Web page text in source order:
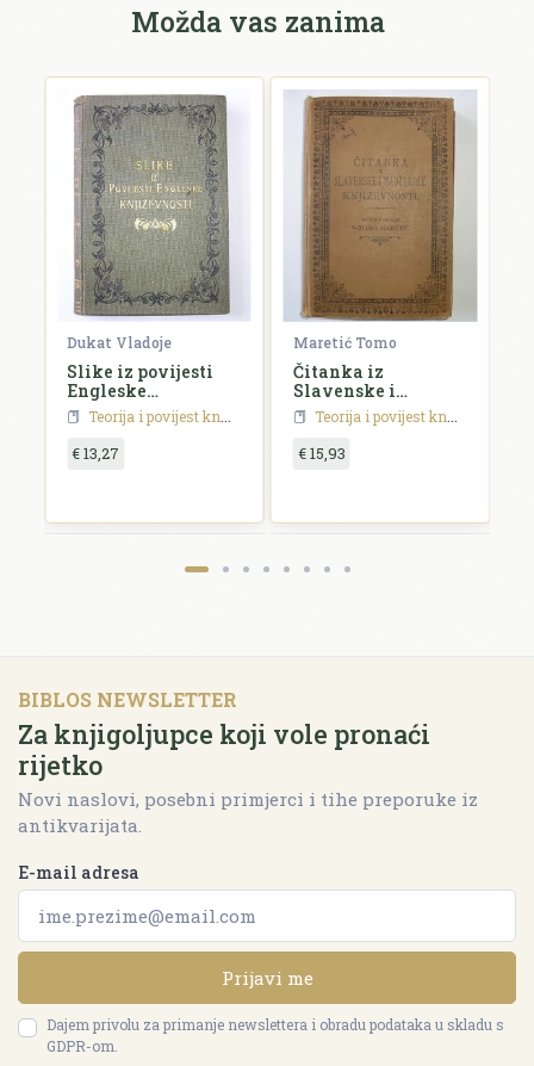
Možda vas zanima
Dukat Vladoje
Slike iz povijesti
Engleske
književnosti
Teorija i povijest književnosti
€ 13,27
Maretić Tomo
Čitanka iz
Slavenske i
Madžarske
književnosti
Teorija i povijest književnosti
€ 15,93
BIBLOS NEWSLETTER
Za knjigoljupce koji vole pronaći
rijetko
Novi naslovi, posebni primjerci i tihe preporuke iz
antikvarijata.
E-mail adresa
Prijavi me
Dajem privolu za primanje newslettera i obradu podataka u skladu s
GDPR-om.